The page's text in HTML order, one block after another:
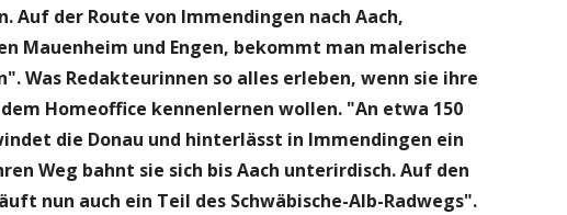
Auf der Route von Immendingen nach Aach,
Mauenheim und Engen, bekommt man malerische
Was Redakteurinnen so alles erleben, wenn sie ihre
Homeoffice kennenlernen wollen. "An etwa 150
die Donau und hinterlässt in Immendingen ein
Weg bahnt sie sich bis Aach unterirdisch. Auf den
nun auch ein Teil des Schwäbische-Alb-Radwegs".